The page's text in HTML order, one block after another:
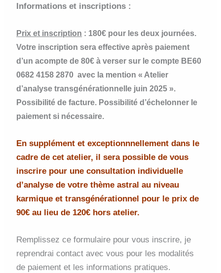
Informations et inscriptions :
Prix et inscription : 180€ pour les deux journées.
Votre inscription sera effective après paiement
d’un acompte de 80€ à verser sur le compte BE60
0682 4158 2870 avec la mention « Atelier
d’analyse transgénérationnelle juin 2025 ».
Possibilité de facture. Possibilité d’échelonner le
paiement si nécessaire.
En supplément et exceptionnnellement dans le
cadre de cet atelier, il sera possible de vous
inscrire pour une consultation individuelle
d’analyse de votre thème astral au niveau
karmique et transgénérationnel pour le prix de
90€ au lieu de 120€ hors atelier.
Remplissez ce formulaire pour vous inscrire, je
reprendrai contact avec vous pour les modalités
de paiement et les informations pratiques.